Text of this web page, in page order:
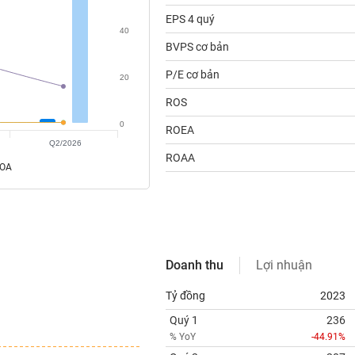
0
20
40
Q2/2026
EPS 4 quý
BVPS cơ bản
P/E cơ bản
ROS
ROEA
ROAA
Doanh thu Lợi nhuận
Tỷ đồng 2023
Quý 1
% YoY
236
-44.91%